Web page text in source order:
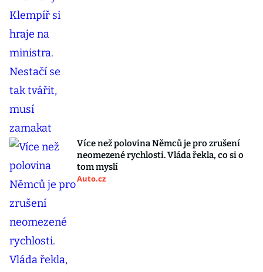
Více než polovina Němců je pro zrušení
neomezené rychlosti. Vláda řekla, co si o
tom myslí
Auto.cz